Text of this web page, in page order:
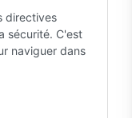
directives
sécurité. C'est
naviguer dans